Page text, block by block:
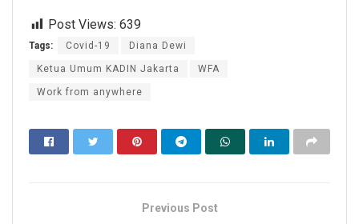
Post Views: 639
Tags: Covid-19 Diana Dewi
Ketua Umum KADIN Jakarta WFA
Work from anywhere
Previous Post